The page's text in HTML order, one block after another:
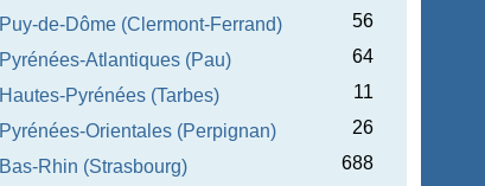
Puy-de-Dôme (Clermont-Ferrand)
56
Pyrénées-Atlantiques (Pau)
64
Hautes-Pyrénées (Tarbes)
11
Pyrénées-Orientales (Perpignan)
26
Bas-Rhin (Strasbourg)
688